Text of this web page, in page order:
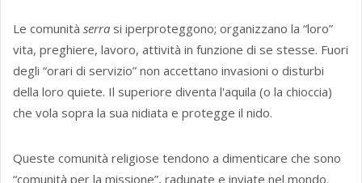
Le comunità serra si iperproteggono; organizzano la “loro”
vita, preghiere, lavoro, attività in funzione di se stesse. Fuori
degli “orari di servizio” non accettano invasioni o disturbi
della loro quiete. Il superiore diventa l'aquila (o la chioccia)
che vola sopra la sua nidiata e protegge il nido.
Queste comunità religiose tendono a dimenticare che sono
“comunità per la missione”, radunate e inviate nel mondo.